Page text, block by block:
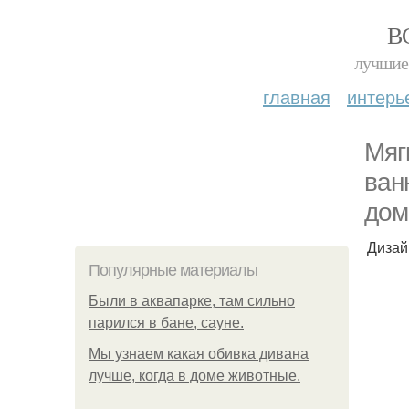
лучшие
главная
Популярные материалы
Были в аквапарке, там сильно
парился в бане, сауне.
Мы узнаем какая обивка дивана
лучше, когда в доме животные.